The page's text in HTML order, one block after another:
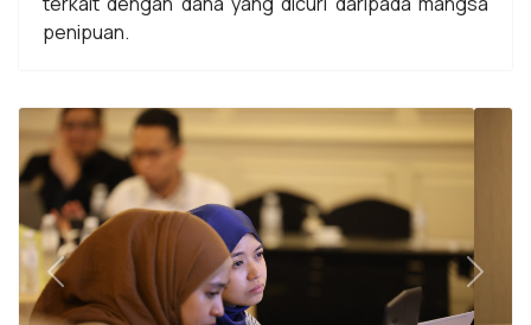
penipuan.
Previous Next